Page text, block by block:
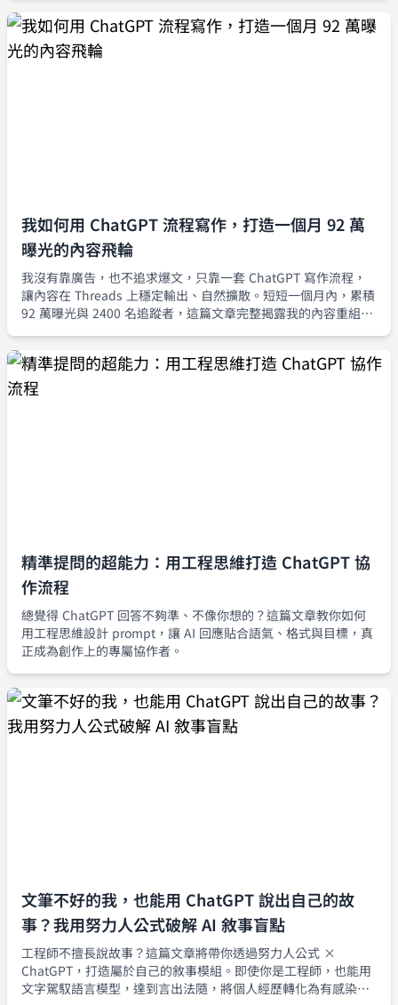
我如何用 ChatGPT 流程寫作，打造一個月 92 萬
曝光的內容飛輪
我沒有靠廣告，也不追求爆文，只靠一套 ChatGPT 寫作流程，
讓內容在 Threads 上穩定輸出、自然擴散。短短一個月內，累積
92 萬曝光與 2400 名追蹤者，這篇文章完整揭露我的內容重組流
精準提問的超能力：用工程思維打造 ChatGPT 協
作流程
總覺得 ChatGPT 回答不夠準、不像你想的？這篇文章教你如何
用工程思維設計 prompt，讓 AI 回應貼合語氣、格式與目標，真
正成為創作上的專屬協作者。
文筆不好的我，也能用 ChatGPT 說出自己的故
事？我用努力人公式破解 AI 敘事盲點
工程師不擅長說故事？這篇文章將帶你透過努力人公式 ×
ChatGPT，打造屬於自己的敘事模組。即使你是工程師，也能用
文字駕馭語言模型，達到言出法隨，將個人經歷轉化為有感染力